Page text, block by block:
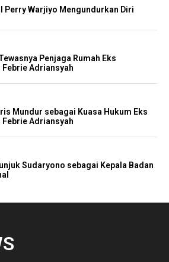
Perry Warjiyo Mengundurkan Diri
Penjaga Rumah Eks
Adriansyah
Mundur sebagai Kuasa Hukum Eks
Adriansyah
Sudaryono sebagai Kepala Badan